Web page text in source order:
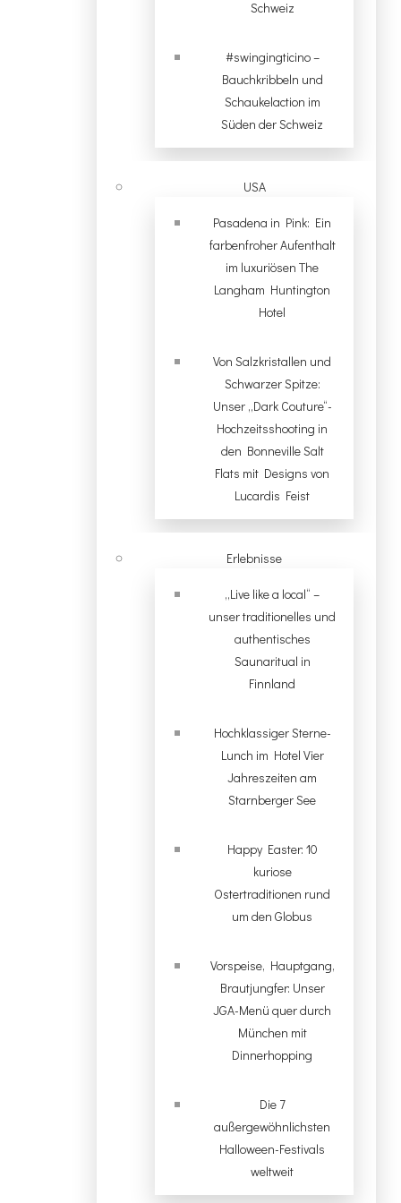
Schweiz
#swingingticino –
Bauchkribbeln und
Schaukelaction im
Süden der Schweiz
USA
Pasadena in Pink: Ein
farbenfroher Aufenthalt
im luxuriösen The
Langham Huntington
Hotel
Von Salzkristallen und
Schwarzer Spitze:
Unser „Dark Couture“-
Hochzeitsshooting in
den Bonneville Salt
Flats mit Designs von
Lucardis Feist
Erlebnisse
„Live like a local“ –
unser traditionelles und
authentisches
Saunaritual in
Finnland
Hochklassiger Sterne-
Lunch im Hotel Vier
Jahreszeiten am
Starnberger See
Happy Easter: 10
kuriose
Ostertraditionen rund
um den Globus
Vorspeise, Hauptgang,
Brautjungfer: Unser
JGA-Menü quer durch
München mit
Dinnerhopping
Die 7
außergewöhnlichsten
Halloween-Festivals
weltweit